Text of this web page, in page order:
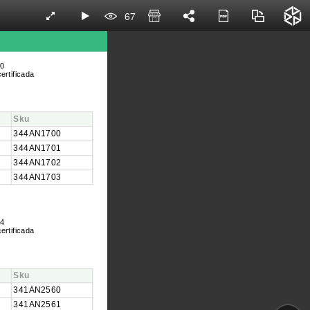
Sku
344AN1700
344AN1701
344AN1702
344AN1703
Sku
341AN2560
341AN2561
67